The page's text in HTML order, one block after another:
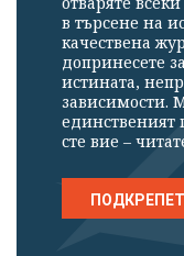
в търсене на
качествена
допринесете
истината,
зависимости.
единственият
сте вие –